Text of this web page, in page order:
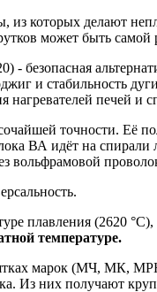
которых делают
может быть
- безопасная
и стабильность
печей и
точности. Её
ВА идёт на
вольфрамовой
плавления (2620
температуре.
марок (МЧ, МК,
Из них получают